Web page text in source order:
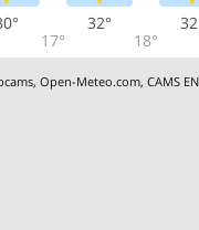
17°
32°
18°
,Open-Meteo.com,CAMS